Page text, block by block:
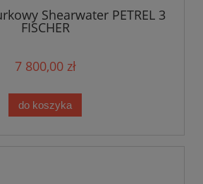
Shearwater PETREL 3
FISCHER
7 800,00 zł
do koszyka